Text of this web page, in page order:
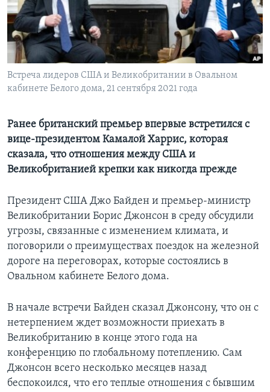
Learning English
СОЦИАЛЬНЫЕ СЕТИ
Встреча лидеров США и Великобритании в Овальном
кабинете Белого дома, 21 сентября 2021 года
Ранее британский премьер впервые встретился с
вице-президентом Камалой Харрис, которая
сказала, что отношения между США и
Великобританией крепки как никогда прежде
Президент США Джо Байден и премьер-министр
Великобритании Борис Джонсон в среду обсудили
угрозы, связанные с изменением климата, и
поговорили о преимуществах поездок на железной
дороге на переговорах, которые состоялись в
Овальном кабинете Белого дома.
В начале встречи Байден сказал Джонсону, что он с
нетерпением ждет возможности приехать в
Великобританию в конце этого года на
конференцию по глобальному потеплению. Сам
Джонсон всего несколько месяцев назад
беспокоился, что его теплые отношения с бывшим